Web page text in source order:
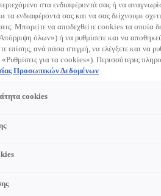
στα ενδιαφέροντά σας ή να
τα ενδιαφέροντά σας και να σας δείχνουμε
Μπορείτε να αποδεχθείτε cookies τα
όλων») ή να ρυθμίσετε και να
επίσης, ανά πάσα στιγμή, να ελέγξετε και να
για τα cookies»). Περισσότερες
Προσωπικών Δεδομένων
cookies